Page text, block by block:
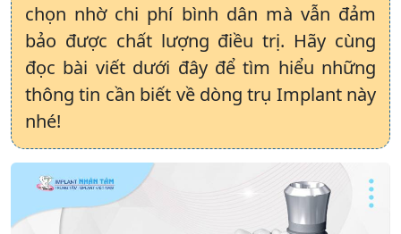
chọn nhờ chi phí bình dân mà vẫn đảm
bảo được chất lượng điều trị. Hãy cùng
đọc bài viết dưới đây để tìm hiểu những
thông tin cần biết về dòng trụ Implant này
nhé!